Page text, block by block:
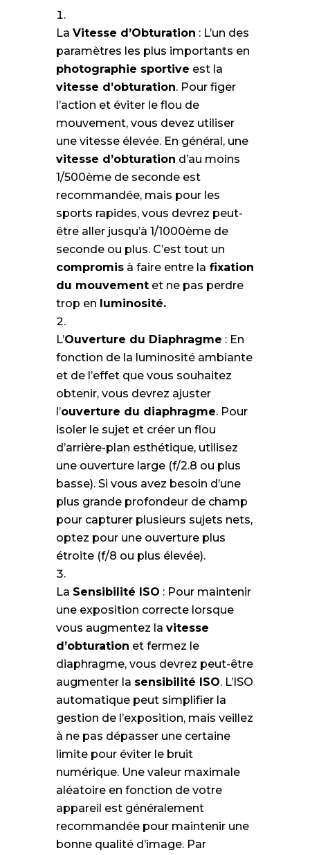
La Vitesse d’Obturation : L’un des
paramètres les plus importants en
photographie sportive est la
vitesse d’obturation. Pour figer
l’action et éviter le flou de
mouvement, vous devez utiliser
une vitesse élevée. En général, une
vitesse d’obturation d’au moins
1/500ème de seconde est
recommandée, mais pour les
sports rapides, vous devrez peut-
être aller jusqu’à 1/1000ème de
seconde ou plus. C’est tout un
compromisà faire entre la fixation
du mouvementet ne pas perdre
trop en luminosité.
L’Ouverture du Diaphragme : En
fonction de la luminosité ambiante
et de l’effet que vous souhaitez
obtenir, vous devrez ajuster
l’ouverture du diaphragme. Pour
isoler le sujet et créer un flou
d’arrière-plan esthétique, utilisez
une ouverture large (f/2.8 ou plus
basse). Si vous avez besoin d’une
plus grande profondeur de champ
pour capturer plusieurs sujets nets,
optez pour une ouverture plus
étroite (f/8 ou plus élevée).
La Sensibilité ISO : Pour maintenir
une exposition correcte lorsque
vous augmentez la vitesse
d’obturation et fermez le
diaphragme, vous devrez peut-être
augmenter la sensibilité ISO. L’ISO
automatique peut simplifier la
gestion de l’exposition, mais veillez
à ne pas dépasser une certaine
limite pour éviter le bruit
numérique. Une valeur maximale
aléatoire en fonction de votre
appareil est généralement
recommandée pour maintenir une
bonne qualité d’image. Par